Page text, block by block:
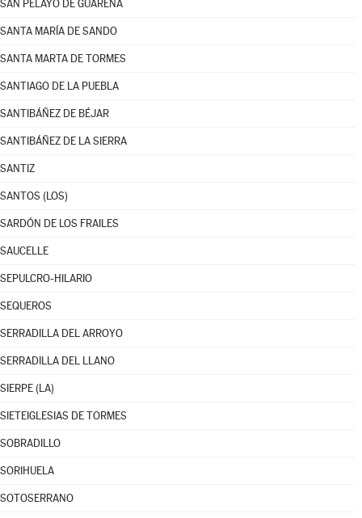
SAN PELAYO DE GUAREÑA
SANTA MARÍA DE SANDO
SANTA MARTA DE TORMES
SANTIAGO DE LA PUEBLA
SANTIBÁÑEZ DE BÉJAR
SANTIBÁÑEZ DE LA SIERRA
SANTIZ
SANTOS (LOS)
SARDÓN DE LOS FRAILES
SAUCELLE
SEPULCRO-HILARIO
SEQUEROS
SERRADILLA DEL ARROYO
SERRADILLA DEL LLANO
SIERPE (LA)
SIETEIGLESIAS DE TORMES
SOBRADILLO
SORIHUELA
SOTOSERRANO